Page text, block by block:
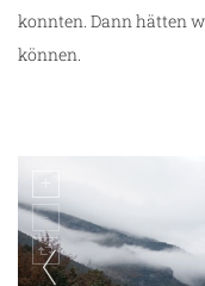
konnten. Dann hätten
können.